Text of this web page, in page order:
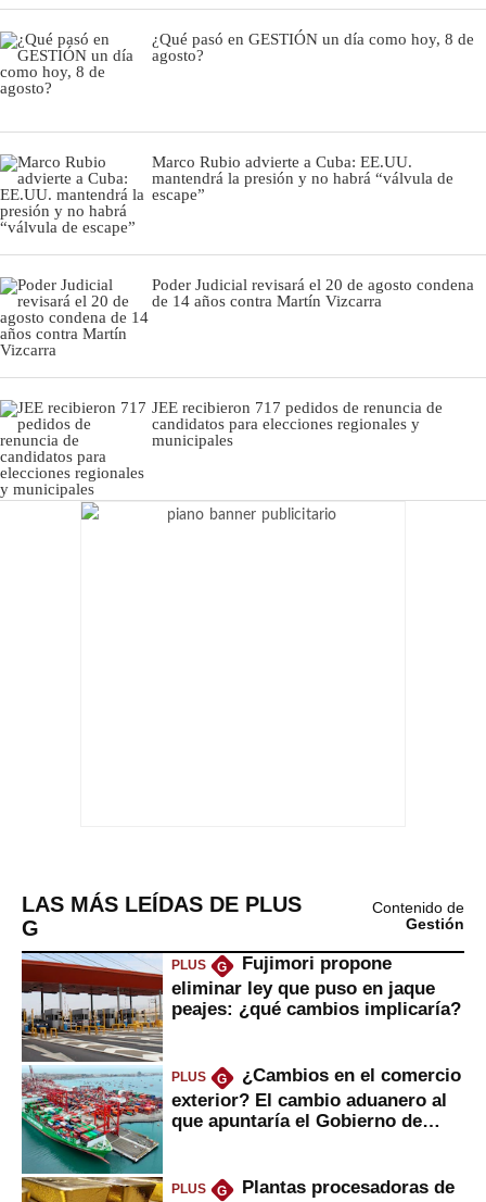
¿Qué pasó en GESTIÓN un día como hoy, 8 de
agosto?
Marco Rubio advierte a Cuba: EE.UU.
mantendrá la presión y no habrá “válvula de
escape”
Poder Judicial revisará el 20 de agosto condena
de 14 años contra Martín Vizcarra
JEE recibieron 717 pedidos de renuncia de
candidatos para elecciones regionales y
municipales
LAS MÁS LEÍDAS DE PLUS
G
Contenido de
Gestión
PLUS G
Fujimori propone
eliminar ley que puso en jaque
peajes: ¿qué cambios implicaría?
PLUS G
¿Cambios en el comercio
exterior? El cambio aduanero al
que apuntaría el Gobierno de
PLUS G
Plantas procesadoras de